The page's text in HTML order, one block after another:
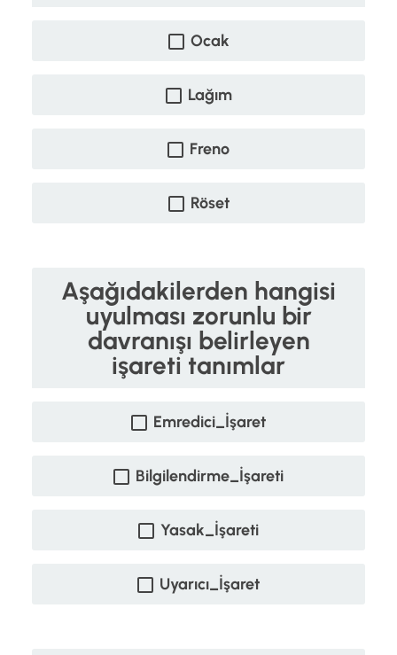
Ocak
Lağım
Freno
Röset
Aşağıdakilerden hangisi
uyulması zorunlu bir
davranışı belirleyen
işareti tanımlar
Emredici_İşaret
Bilgilendirme_İşareti
Yasak_İşareti
Uyarıcı_İşaret